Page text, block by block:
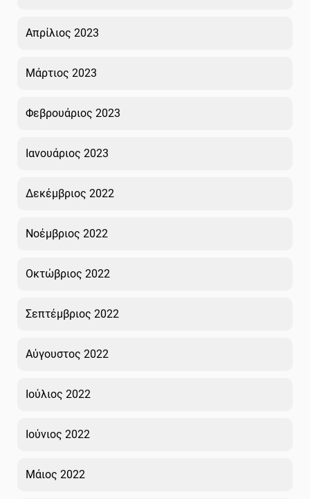
Απρίλιος 2023
Μάρτιος 2023
Φεβρουάριος 2023
Ιανουάριος 2023
Δεκέμβριος 2022
Νοέμβριος 2022
Οκτώβριος 2022
Σεπτέμβριος 2022
Αύγουστος 2022
Ιούλιος 2022
Ιούνιος 2022
Μάιος 2022